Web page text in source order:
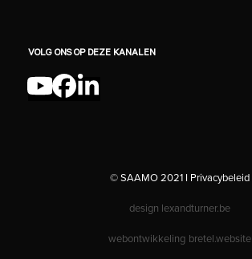
VOLG ONS OP DEZE KANALEN
YouTube
Facebook
LinkedIn
© SAAMO 2021 I Privacybeleid
design lexandturner.be
webontwikkeling bretel.website